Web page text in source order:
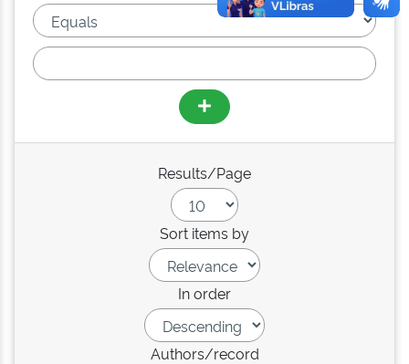
Results/Page
Sort items by
In order
Authors/record